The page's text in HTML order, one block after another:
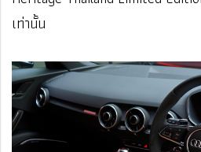
เท่านั้น